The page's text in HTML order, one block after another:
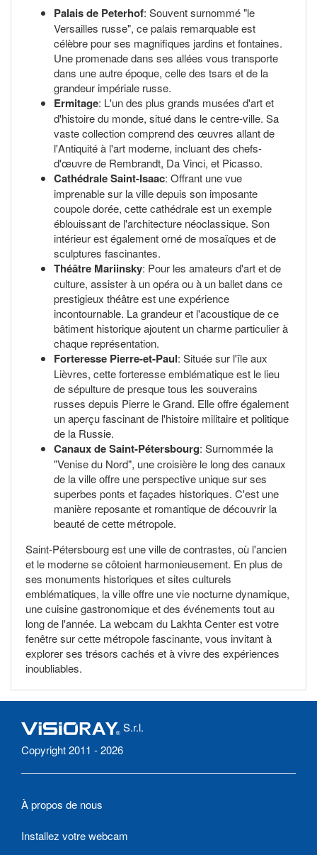
Palais de Peterhof: Souvent surnommé "le
Versailles russe", ce palais remarquable est
célèbre pour ses magnifiques jardins et fontaines.
Une promenade dans ses allées vous transporte
dans une autre époque, celle des tsars et de la
grandeur impériale russe.
Ermitage: L'un des plus grands musées d'art et
d'histoire du monde, situé dans le centre-ville. Sa
vaste collection comprend des œuvres allant de
l'Antiquité à l'art moderne, incluant des chefs-
d'œuvre de Rembrandt, Da Vinci, et Picasso.
Cathédrale Saint-Isaac: Offrant une vue
imprenable sur la ville depuis son imposante
coupole dorée, cette cathédrale est un exemple
éblouissant de l'architecture néoclassique. Son
intérieur est également orné de mosaïques et de
sculptures fascinantes.
Théâtre Mariinsky: Pour les amateurs d'art et de
culture, assister à un opéra ou à un ballet dans ce
prestigieux théâtre est une expérience
incontournable. La grandeur et l'acoustique de ce
bâtiment historique ajoutent un charme particulier à
chaque représentation.
Forteresse Pierre-et-Paul: Située sur l'île aux
Lièvres, cette forteresse emblématique est le lieu
de sépulture de presque tous les souverains
russes depuis Pierre le Grand. Elle offre également
un aperçu fascinant de l'histoire militaire et politique
de la Russie.
Canaux de Saint-Pétersbourg: Surnommée la
"Venise du Nord", une croisière le long des canaux
de la ville offre une perspective unique sur ses
superbes ponts et façades historiques. C'est une
manière reposante et romantique de découvrir la
beauté de cette métropole.
Saint-Pétersbourg est une ville de contrastes, où l'ancien
et le moderne se côtoient harmonieusement. En plus de
ses monuments historiques et sites culturels
emblématiques, la ville offre une vie nocturne dynamique,
une cuisine gastronomique et des événements tout au
long de l'année. La webcam du Lakhta Center est votre
fenêtre sur cette métropole fascinante, vous invitant à
explorer ses trésors cachés et à vivre des expériences
inoubliables.
S.r.l.
Copyright 2011 - 2026
À propos de nous
Installez votre webcam